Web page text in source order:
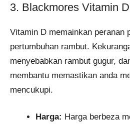
3. Blackmores Vitamin
Vitamin D memainkan peranan
pertumbuhan rambut.
menyebabkan rambut gugur,
membantu memastikan anda
mencukupi.
Harga: Harga berbeza